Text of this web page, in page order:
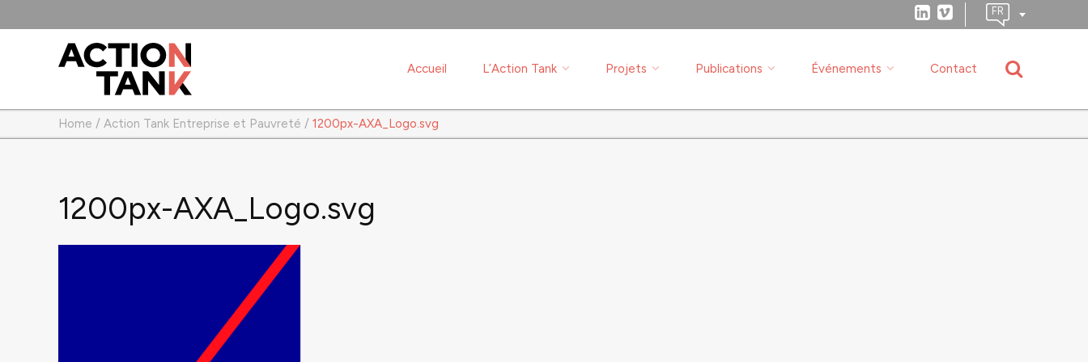
Accueil L’Action Tank Projets Publications Événements Contact
Home / Action Tank Entreprise et Pauvreté / 1200px-AXA_Logo.svg
1200px-AXA_Logo.svg